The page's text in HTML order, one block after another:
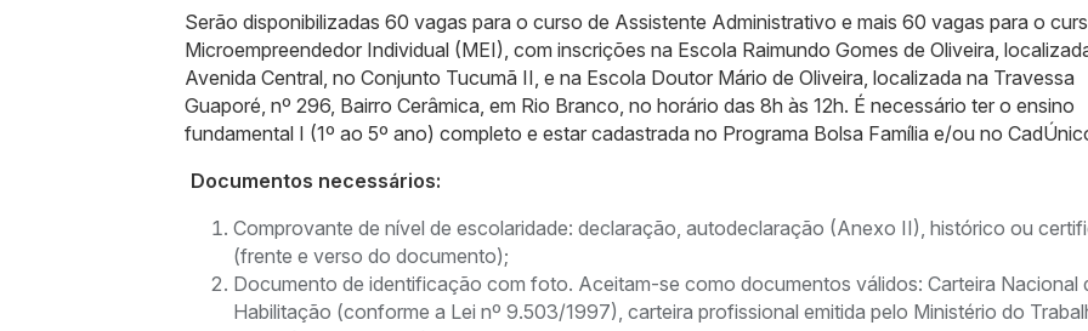
Serão disponibilizadas 60 vagas para o curso de Assistente Administrativo e mais 60 vagas para o
Microempreendedor Individual (MEI), com inscrições na Escola Raimundo Gomes de Oliveira,
Avenida Central, no Conjunto Tucumã II, e na Escola Doutor Mário de Oliveira, localizada na Travessa
Guaporé, nº 296, Bairro Cerâmica, em Rio Branco, no horário das 8h às 12h. É necessário ter o ensino
fundamental I (1º ao 5º ano) completo e estar cadastrada no Programa Bolsa Família e/ou no
Documentos necessários:
Comprovante de nível de escolaridade: declaração, autodeclaração (Anexo II), histórico ou
(frente e verso do documento);
Documento de identificação com foto. Aceitam-se como documentos válidos: Carteira Nacional
Habilitação (conforme a Lei nº 9.503/1997), carteira profissional emitida pelo Ministério do